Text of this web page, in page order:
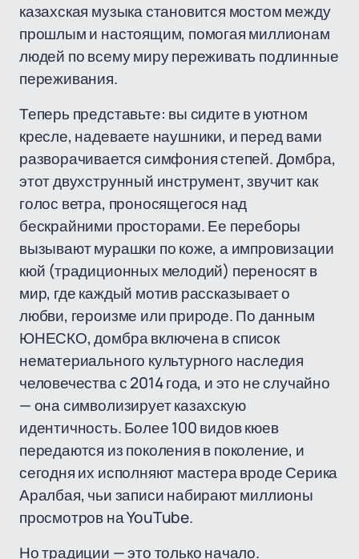
казахская музыка становится мостом между
прошлым и настоящим, помогая миллионам
людей по всему миру переживать подлинные
переживания.
Теперь представьте: вы сидите в уютном
кресле, надеваете наушники, и перед вами
разворачивается симфония степей. Домбра,
этот двухструнный инструмент, звучит как
голос ветра, проносящегося над
бескрайними просторами. Ее переборы
вызывают мурашки по коже, а импровизации
кюй (традиционных мелодий) переносят в
мир, где каждый мотив рассказывает о
любви, героизме или природе. По данным
ЮНЕСКО, домбра включена в список
нематериального культурного наследия
человечества с 2014 года, и это не случайно
— она символизирует казахскую
идентичность. Более 100 видов кюев
передаются из поколения в поколение, и
сегодня их исполняют мастера вроде Серика
Аралбая, чьи записи набирают миллионы
просмотров на YouTube.
Но традиции — это только начало.